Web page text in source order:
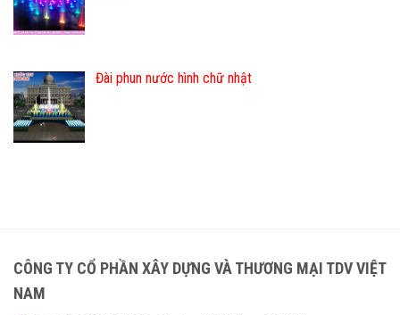
Đài phun nước hình chữ nhật
CÔNG TY CỔ PHẦN XÂY DỰNG VÀ THƯƠNG MẠI TDV VIỆT
NAM